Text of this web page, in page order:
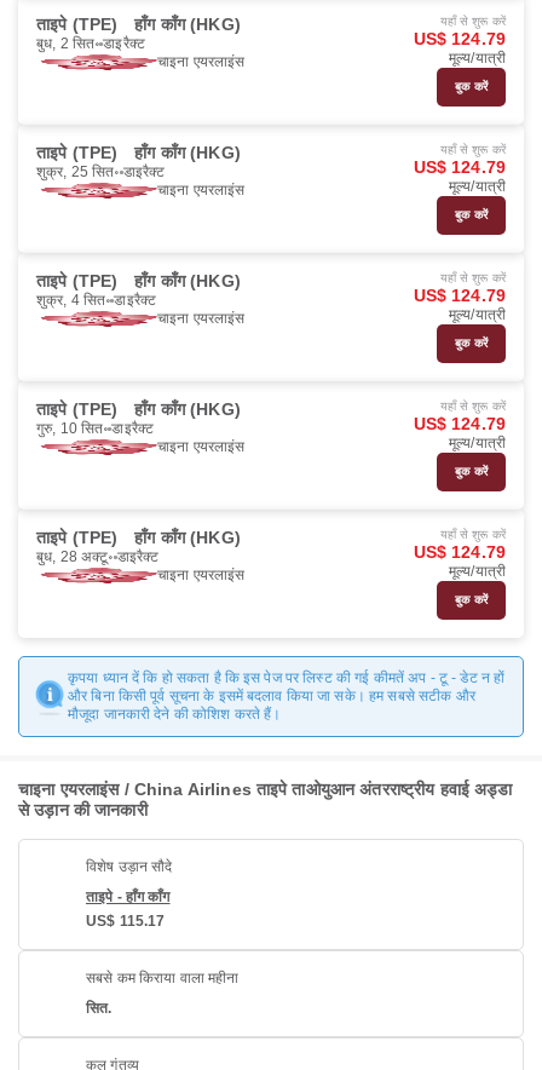
ताइपे (TPE) हाँग काँग (HKG)
बुध, 2 सित॰ डाइरैक्ट
चाइना एयरलाइंस
यहाँ से शुरू करें
US$ 124.79
मूल्य/यात्री
बुक करें
ताइपे (TPE) हाँग काँग (HKG)
शुक्र, 25 सित॰ डाइरैक्ट
चाइना एयरलाइंस
यहाँ से शुरू करें
US$ 124.79
मूल्य/यात्री
बुक करें
ताइपे (TPE) हाँग काँग (HKG)
शुक्र, 4 सित॰ डाइरैक्ट
चाइना एयरलाइंस
यहाँ से शुरू करें
US$ 124.79
मूल्य/यात्री
बुक करें
ताइपे (TPE) हाँग काँग (HKG)
गुरु, 10 सित॰ डाइरैक्ट
चाइना एयरलाइंस
यहाँ से शुरू करें
US$ 124.79
मूल्य/यात्री
बुक करें
ताइपे (TPE) हाँग काँग (HKG)
बुध, 28 अक्टू॰ डाइरैक्ट
चाइना एयरलाइंस
यहाँ से शुरू करें
US$ 124.79
मूल्य/यात्री
बुक करें
कृपया ध्यान दें कि हो सकता है कि इस पेज पर लिस्ट की गई कीमतें अप - टू - डेट न हों
और बिना किसी पूर्व सूचना के इसमें बदलाव किया जा सके। हम सबसे सटीक और
मौजूदा जानकारी देने की कोशिश करते हैं।
चाइना एयरलाइंस / China Airlines ताइपे ताओयुआन अंतरराष्ट्रीय हवाई अड्डा
से उड़ान की जानकारी
विशेष उड़ान सौदे
ताइपे - हाँग काँग
US$ 115.17
सबसे कम किराया वाला महीना
सित.
कुल गंतव्य